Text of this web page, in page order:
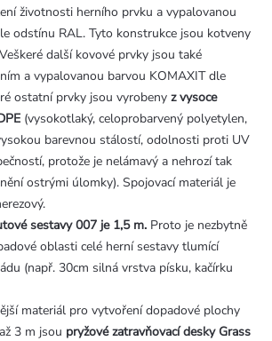
životnosti herního prvku a vypalovanou
odstínu RAL. Tyto konstrukce jsou kotveny
další kovové prvky jsou také
a vypalovanou barvou KOMAXIT dle
ostatní prvky jsou vyrobeny z vysoce
(vysokotlaký, celoprobarvený polyetylen,
barevnou stálostí, odolnosti proti UV
protože je nelámavý a nehrozí tak
ostrými úlomky). Spojovací materiál je
sestavy 007 je 1,5 m. Proto je nezbytně
oblasti celé herní sestavy tlumící
(např. 30cm silná vrstva písku, kačírku
materiál pro vytvoření dopadové plochy
3 m jsou pryžové zatravňovací desky Grass